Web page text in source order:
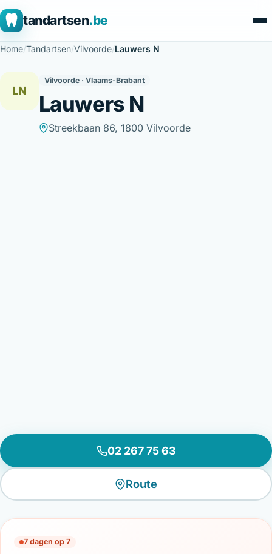
tandartsen.be
Home/Tandartsen/Vilvoorde/Lauwers N
LN
Vilvoorde · Vlaams-Brabant
Lauwers N
Streekbaan 86, 1800 Vilvoorde
02 267 75 63
Route
7 dagen op 7